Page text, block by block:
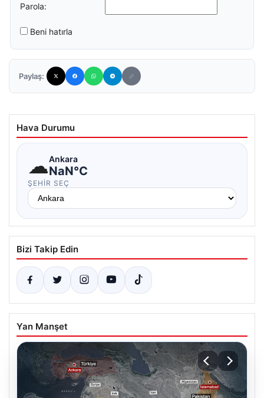
Parola:
Beni hatırla
Paylaş:
Hava Durumu
☁Ankara
NaN°C
ŞEHIR SEÇ
Bizi Takip Edin
Yan Manşet